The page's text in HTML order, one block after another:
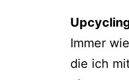
Immer
die ich